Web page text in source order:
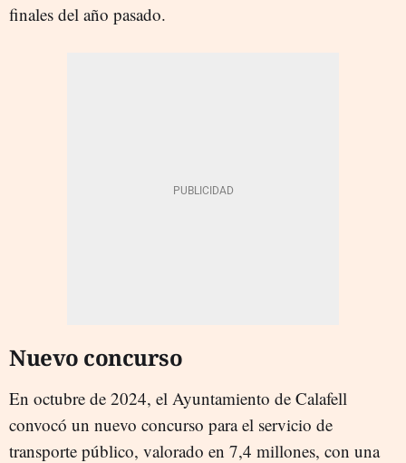
finales del año pasado.
Nuevo concurso
En octubre de 2024, el Ayuntamiento de Calafell
convocó un nuevo concurso para el servicio de
transporte público, valorado en 7,4 millones, con una